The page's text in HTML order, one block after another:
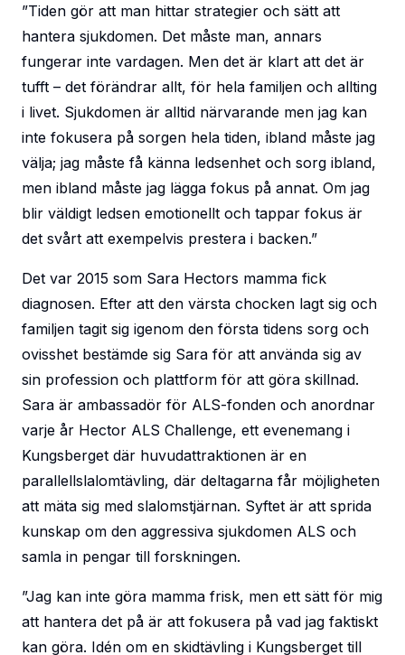
”Tiden gör att man hittar strategier och sätt att
hantera sjukdomen. Det måste man, annars
fungerar inte vardagen. Men det är klart att det är
tufft – det förändrar allt, för hela familjen och allting
i livet. Sjukdomen är alltid närvarande men jag kan
inte fokusera på sorgen hela tiden, ibland måste jag
välja; jag måste få känna ledsenhet och sorg ibland,
men ibland måste jag lägga fokus på annat. Om jag
blir väldigt ledsen emotionellt och tappar fokus är
det svårt att exempelvis prestera i backen.”
Det var 2015 som Sara Hectors mamma fick
diagnosen. Efter att den värsta chocken lagt sig och
familjen tagit sig igenom den första tidens sorg och
ovisshet bestämde sig Sara för att använda sig av
sin profession och plattform för att göra skillnad.
Sara är ambassadör för ALS-fonden och anordnar
varje år Hector ALS Challenge, ett evenemang i
Kungsberget där huvudattraktionen är en
parallellslalomtävling, där deltagarna får möjligheten
att mäta sig med slalomstjärnan. Syftet är att sprida
kunskap om den aggressiva sjukdomen ALS och
samla in pengar till forskningen.
”Jag kan inte göra mamma frisk, men ett sätt för mig
att hantera det på är att fokusera på vad jag faktiskt
kan göra. Idén om en skidtävling i Kungsberget till